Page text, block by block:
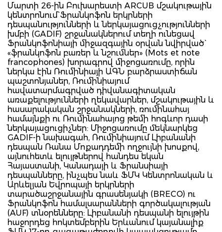
Մարտի 26-ին Բուխարեստի ARCUB մշակութային
կենտրոնում` Ֆրանկոֆոն երկրների
դեսպանությունների և ներկայացուցչությունների
խմբի (GADIF) շրջանակներում տեղի ունեցավ
Ֆրանկոֆոնիայի միջազգային օրվան նվիրված`
«ֆրանկոֆոն բառեր և նշումներ» (Mots et note
francophones) խորագրով միջոցառումը, որին
ներկա էին Ռումինիայի ԱԳՆ բարձրաստիճան
պաշտոնյաներ, Ռումինիայում
հավատարմագրված դիվանագիտական
առաքելությունների ղեկավարներ, մշակութային և
հասարակական շրջանակների, ռումինահայ
համայնքի ու Ռումինահայոց թեմի հոգևոր դասի
ներկայացուցիչներ: Միջոցառումը մեկնարկեց
GADIF-ի նախագահ, Ռումինիայում Լիբանանի
դեսպան Ռանա Մոքադդեմի ողջույնի խոսքով,
այնուհետև ելույթներով հանդես եկան
Հայաստանի, Կանադայի և Ֆրանսիայի
դեսպանները, ինչպես նաև ՖՄԿ Կենտրոնական և
Արևելյան Եվրոպայի երկրների
տարածաշրջանային գրասենյակի (BRECO) ու
Ֆրանկոֆոն համալսարանների գործակալության
(AUF) տնօրենները: Լիբանանի դեսպանի ելույթին
հաջորդեց հոկտեմբերին Երևանում կայանալիք